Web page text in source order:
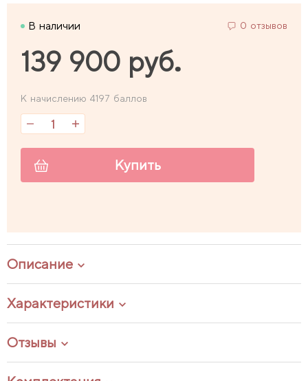
В наличии 0 отзывов
139 900 руб.
К начислению 4197 баллов
Купить
Описание
Характеристики
Отзывы